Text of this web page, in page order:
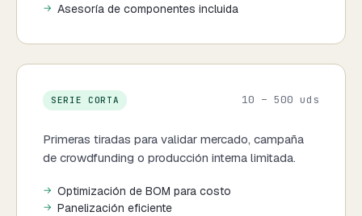
Asesoría de componentes incluida
SERIE CORTA 10 – 500 uds
Primeras tiradas para validar mercado, campaña
de crowdfunding o producción interna limitada.
Optimización de BOM para costo
Panelización eficiente